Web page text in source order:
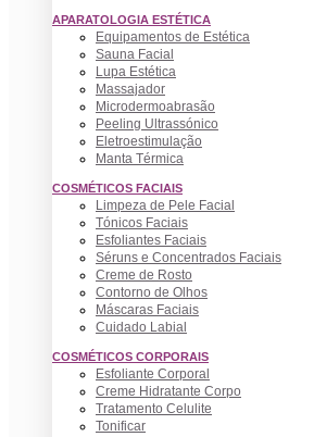
APARATOLOGIA ESTÉTICA
Equipamentos de Estética
Sauna Facial
Lupa Estética
Massajador
Microdermoabrasão
Peeling Ultrassónico
Eletroestimulação
Manta Térmica
COSMÉTICOS FACIAIS
Limpeza de Pele Facial
Tónicos Faciais
Esfoliantes Faciais
Séruns e Concentrados Faciais
Creme de Rosto
Contorno de Olhos
Máscaras Faciais
Cuidado Labial
COSMÉTICOS CORPORAIS
Esfoliante Corporal
Creme Hidratante Corpo
Tratamento Celulite
Tonificar